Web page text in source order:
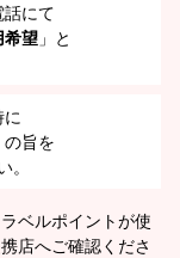
にて
希望 」と
の旨を
。
ベルポイントが使
店へご確認くださ